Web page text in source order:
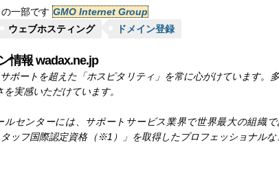
一部です GMO Internet Group
ウェブホスティング ドメイン登録
情報 wadax.ne.jp
ポートを超えた「ホスピタリティ」を常に心がけています。
実感いただけています。
センターには、サポートサービス業界で世界最大の組織
ッフ国際認定資格（※1）」を取得したプロフェッショナル